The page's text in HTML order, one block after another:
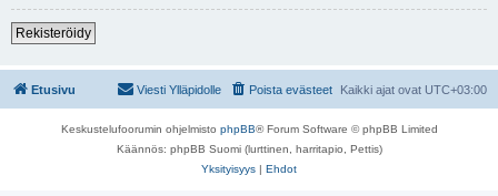
Rekisteröidy
Etusivu Kaikki ajat ovat UTC+03:00
Poista evästeet
Viesti Ylläpidolle
Keskustelufoorumin ohjelmisto phpBB® Forum Software © phpBB Limited
Käännös: phpBB Suomi (lurttinen, harritapio, Pettis)
Yksityisyys | Ehdot